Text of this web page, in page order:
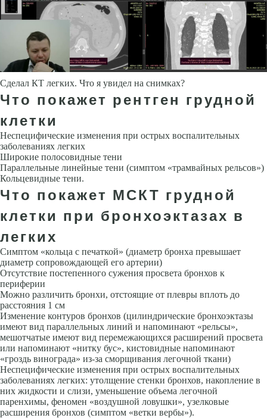
Сделал КТ легких. Что я увидел на снимках?
Что покажет рентген грудной
клетки
Неспецифические изменения при острых воспалительных
заболеваниях легких
Широкие полосовидные тени
Парал­лельные линейные тени (симптом «трамвайных рельсов»)
Кольцевид­ные тени.
Что покажет МСКТ грудной
клетки при бронхоэктазах в
легких
Симптом «кольца с печаткой» (диаметр бронха превышает
диаметр со­провождающей его артерии)
Отсутствие постепенного сужения просве­та бронхов к
периферии
Можно различить бронхи, отстоящие от плевры вплоть до
расстояния 1 см
Изменение контуров бронхов (цилиндриче­ские бронхоэктазы
имеют вид параллельных линий и напоминают «рель­сы»,
мешотчатые имеют вид перемежающихся расширений просвета
или напоминают «нитку бус», кистовидные напоминают
«гроздь винограда» из-за сморщивания легочной ткани)
Неспецифические изменения при острых воспалительных
заболеваниях легких: утол­щение стенки бронхов, накопление в
них жидкости и слизи, уменьшение объема легочной
паренхимы, феномен «воздушной ловушки», узелковые
расширения бронхов (симптом «ветки вербы»).